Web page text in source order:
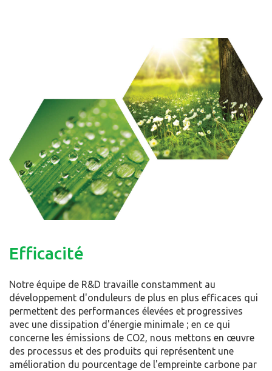
Efficacité
Notre équipe de R&D travaille constamment au
développement d'onduleurs de plus en plus efficaces qui
permettent des performances élevées et progressives
avec une dissipation d'énergie minimale ; en ce qui
concerne les émissions de CO2, nous mettons en œuvre
des processus et des produits qui représentent une
amélioration du pourcentage de l'empreinte carbone par